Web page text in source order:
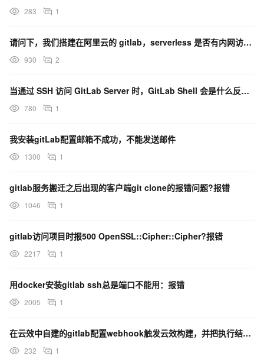
283 1
请问下，我们搭建在阿里云的 gitlab，serverless 是否有内网访问形式访问gitlab
930 2
当通过 SSH 访问 GitLab Server 时，GitLab Shell 会是什么反应呢？
780 1
我安装gitLab配置邮箱不成功，不能发送邮件
1300 1
gitlab服务搬迁之后出现的客户端git clone的报错问题?报错
1046 1
gitlab访问项目时报500 OpenSSL::Cipher::Cipher?报错
2217 1
用docker安装gitlab ssh总是端口不能用：报错
2005 1
在云效中自建的gitlab配置webhook触发云效构建，并把执行结果通过邮件输出这个可以实现吗 ？
232 1